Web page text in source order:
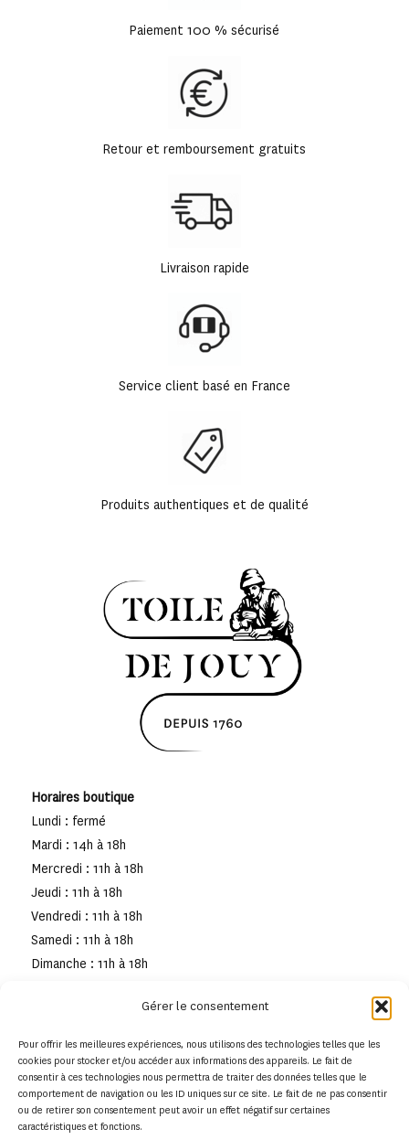
Gérer le consentement
Pour offrir les meilleures expériences, nous utilisons des technologies telles que les
cookies pour stocker et/ou accéder aux informations des appareils. Le fait de
consentir à ces technologies nous permettra de traiter des données telles que le
comportement de navigation ou les ID uniques sur ce site. Le fait de ne pas consentir
ou de retirer son consentement peut avoir un effet négatif sur certaines
caractéristiques et fonctions.
Paiement 100 % sécurisé
Retour et remboursement gratuits
Livraison rapide
Service client basé en France
Produits authentiques et de qualité
Horaires boutique
Lundi : fermé
Mardi : 14h à 18h
Mercredi : 11h à 18h
Jeudi : 11h à 18h
Vendredi : 11h à 18h
Samedi : 11h à 18h
Dimanche : 11h à 18h